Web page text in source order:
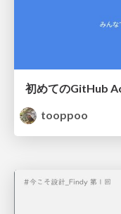
初めてのGitHub
tooppoo